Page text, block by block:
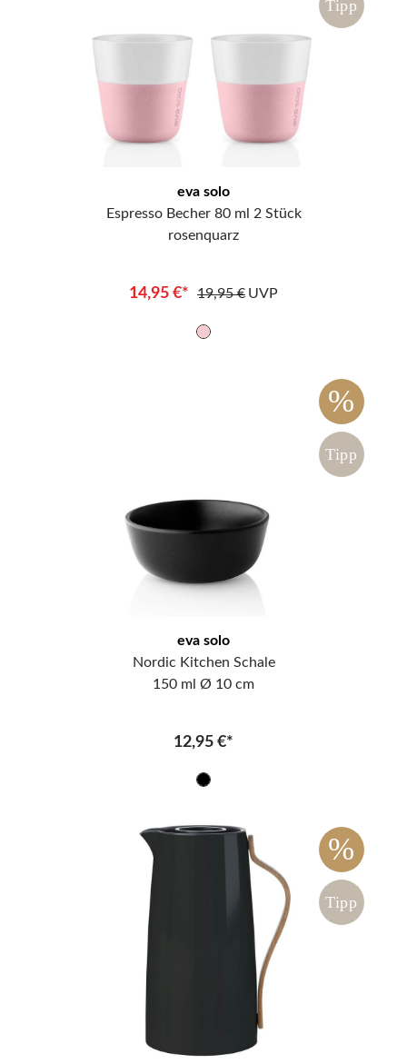
Tipp
eva solo
Espresso Becher 80 ml 2 Stück
rosenquarz
14,95 €* 19,95 € UVP
%
Tipp
eva solo
Nordic Kitchen Schale
150 ml Ø 10 cm
12,95 €*
%
Tipp